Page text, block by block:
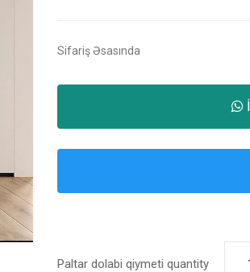
Sifariş Əsasında
Paltar dolabi qiymeti quantity